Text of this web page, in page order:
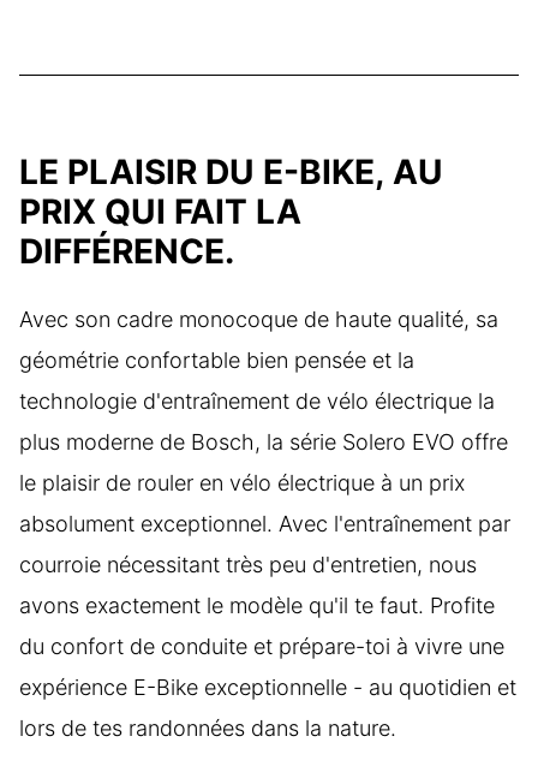
LE PLAISIR DU E-BIKE, AU
PRIX QUI FAIT LA
DIFFÉRENCE.
Avec son cadre monocoque de haute qualité, sa
géométrie confortable bien pensée et la
technologie d'entraînement de vélo électrique la
plus moderne de Bosch, la série Solero EVO offre
le plaisir de rouler en vélo électrique à un prix
absolument exceptionnel. Avec l'entraînement par
courroie nécessitant très peu d'entretien, nous
avons exactement le modèle qu'il te faut. Profite
du confort de conduite et prépare-toi à vivre une
expérience E-Bike exceptionnelle - au quotidien et
lors de tes randonnées dans la nature.